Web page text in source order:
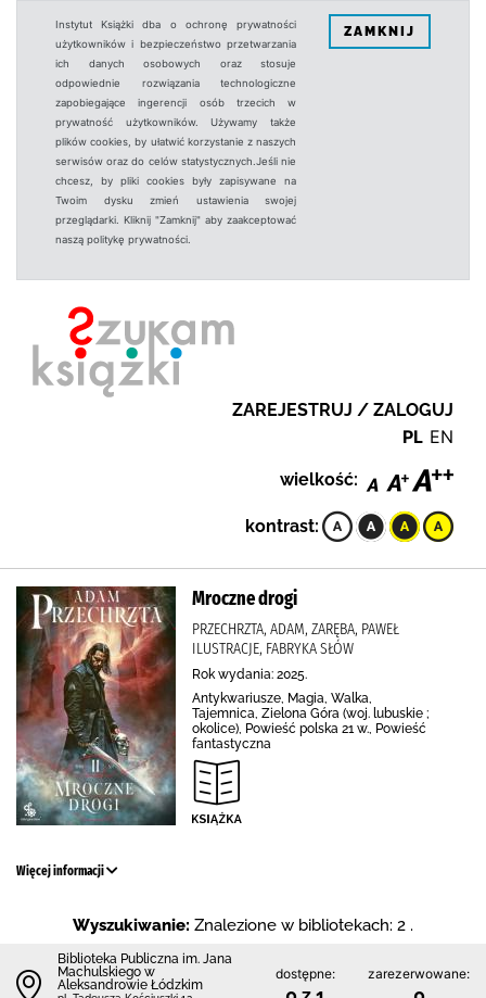
Instytut Książki dba o ochronę prywatności
użytkowników i bezpieczeństwo przetwarzania
ich danych osobowych oraz stosuje
odpowiednie rozwiązania technologiczne
zapobiegające ingerencji osób trzecich w
prywatność użytkowników. Używamy także
plików cookies, by ułatwić korzystanie z naszych
serwisów oraz do celów statystycznych.Jeśli nie
chcesz, by pliki cookies były zapisywane na
Twoim dysku zmień ustawienia swojej
przeglądarki. Kliknij "Zamknij" aby zaakceptować
naszą politykę prywatności.
ZAMKNIJ
ZAREJESTRUJ / ZALOGUJ
PL EN
wielkość:
kontrast:
Mroczne drogi
PRZECHRZTA, ADAM, ZARĘBA, PAWEŁ
ILUSTRACJE, FABRYKA SŁÓW
Rok wydania: 2025.
Antykwariusze, Magia, Walka,
Tajemnica, Zielona Góra (woj. lubuskie ;
okolice), Powieść polska 21 w., Powieść
fantastyczna
Więcej informacji
Wyszukiwanie: Znalezione w bibliotekach: 2 .
Biblioteka Publiczna im. Jana
Machulskiego w
Aleksandrowie Łódzkim
dostępne: zarezerwowane: